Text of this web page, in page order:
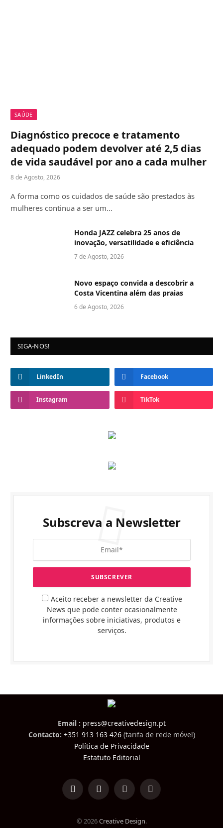
SAÚDE
Diagnóstico precoce e tratamento
adequado podem devolver até 2,5 dias
de vida saudável por ano a cada mulher
8 de Agosto, 2026
A forma como os cuidados de saúde são prestados às
mulheres continua a ser um…
Honda JAZZ celebra 25 anos de
inovação, versatilidade e eficiência
7 de Agosto, 2026
Novo espaço convida a descobrir a
Costa Vicentina além das praias
6 de Agosto, 2026
SIGA-NOS!
LinkedIn Facebook
Instagram TikTok
Subscreva a Newsletter
Aceito receber a newsletter da Creative
News que pode conter ocasionalmente
informações sobre iniciativas, produtos e
serviços.
Email : press@creativedesign.pt
Contacto: +351 913 163 426(tarifa de rede móvel)
Política de Privacidade
Estatuto Editorial
LinkedInFacebookInstagramTikTok
© 2026Creative Design.